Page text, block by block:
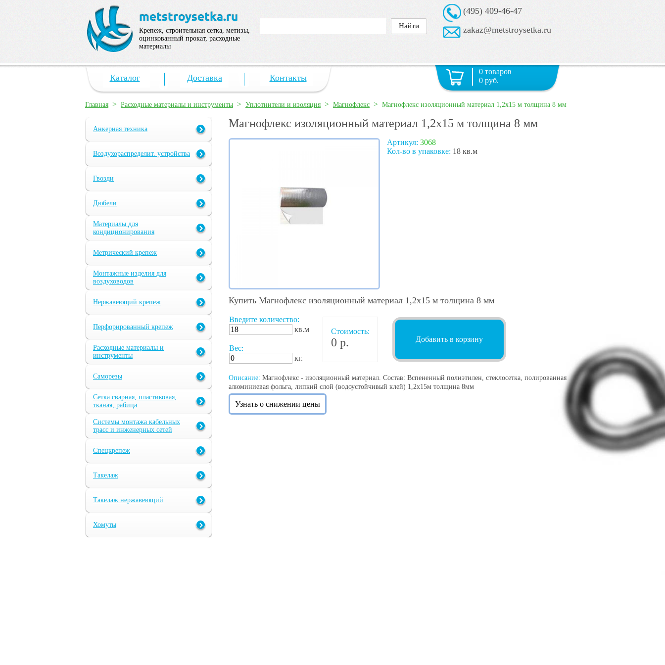
Крепеж, строительная сетка, метизы,
оцинкованный прокат, расходные
материалы
(495) 409-46-47
zakaz@metstroysetka.ru
Каталог Доставка Контакты
0 товаров
0 руб.
Главная > Расходные материалы и инструменты > Уплотнители и изоляция > Магнофлекс > Магнофлекс изоляционный материал 1,2х15 м толщина 8 мм
Анкерная техника
Воздухораспределит. устройства
Гвозди
Дюбели
Материалы для
кондиционирования
Метрический крепеж
Монтажные изделия для
воздуховодов
Нержавеющий крепеж
Перфорированный крепеж
Расходные материалы и
инструменты
Саморезы
Сетка сварная, пластиковая,
тканая, рабица
Системы монтажа кабельных
трасс и инженерных сетей
Спецкрепеж
Такелаж
Такелаж нержавеющий
Хомуты
Магнофлекс изоляционный материал 1,2х15 м толщина 8 мм
Артикул: 3068
Кол-во в упаковке: 18 кв.м
Купить Магнофлекс изоляционный материал 1,2х15 м толщина 8 мм
Введите количество:
кв.м
Вес:
кг.
Стоимость:
0 р. Добавить в корзину
Описание: Магнофлекс - изоляционный материал. Состав: Вспененный полиэтилен, стеклосетка, полированная
алюминиевая фольга, липкий слой (водоустойчивый клей) 1,2х15м толщина 8мм
Узнать о снижении цены